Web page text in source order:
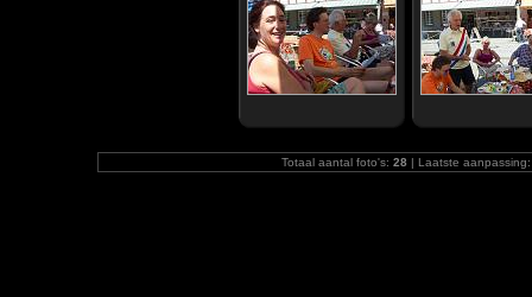
Totaal aantal foto's: 28 | Laatste